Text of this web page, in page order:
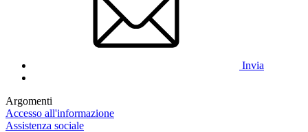
Invia
Argomenti
Accesso all'informazione
Assistenza sociale